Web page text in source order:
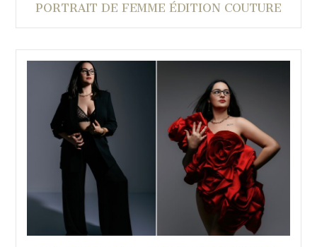
PORTRAIT DE FEMME ÉDITION COUTURE